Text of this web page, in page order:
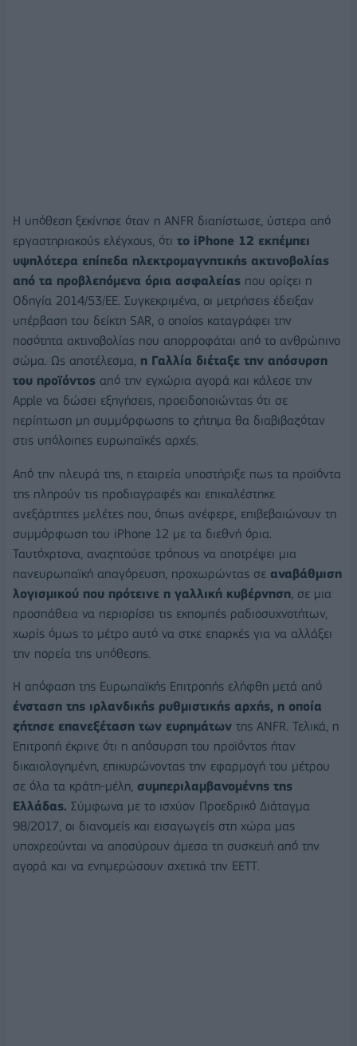
Η υπόθεση ξεκίνησε όταν η ANFR διαπίστωσε, ύστερα από
εργαστηριακούς ελέγχους, ότι το iPhone 12 εκπέμπει
υψηλότερα επίπεδα ηλεκτρομαγνητικής ακτινοβολίας
από τα προβλεπόμενα όρια ασφαλείας που ορίζει η
Οδηγία 2014/53/ΕΕ. Συγκεκριμένα, οι μετρήσεις έδειξαν
υπέρβαση του δείκτη SAR, ο οποίος καταγράφει την
ποσότητα ακτινοβολίας που απορροφάται από το ανθρώπινο
σώμα. Ως αποτέλεσμα, η Γαλλία διέταξε την απόσυρση
του προϊόντος από την εγχώρια αγορά και κάλεσε την
Apple να δώσει εξηγήσεις, προειδοποιώντας ότι σε
περίπτωση μη συμμόρφωσης το ζήτημα θα διαβιβαζόταν
στις υπόλοιπες ευρωπαϊκές αρχές.
Από την πλευρά της, η εταιρεία υποστήριξε πως τα προϊόντα
της πληρούν τις προδιαγραφές και επικαλέστηκε
ανεξάρτητες μελέτες που, όπως ανέφερε, επιβεβαιώνουν τη
συμμόρφωση του iPhone 12 με τα διεθνή όρια.
Ταυτόχρτονα, αναζητούσε τρόπους να αποτρέψει μια
πανευρωπαϊκή απαγόρευση, προχωρώντας σε αναβάθμιση
λογισμικού που πρότεινε η γαλλική κυβέρνηση , σε μια
προσπάθεια να περιορίσει τις εκπομπές ραδιοσυχνοτήτων,
χωρίς όμως το μέτρο αυτό να στκε επαρκές για να αλλάξει
την πορεία της υπόθεσης.
Η απόφαση της Ευρωπαϊκής Επιτροπής ελήφθη μετά από
ένσταση της ιρλανδικής ρυθμιστικής αρχής, η οποία
ζήτησε επανεξέταση των ευρημάτων της ANFR. Τελικά, η
Επιτροπή έκρινε ότι η απόσυρση του προϊόντος ήταν
δικαιολογημένη, επικυρώνοντας την εφαρμογή του μέτρου
σε όλα τα κράτη-μέλη, συμπεριλαμβανομένης της
Ελλάδας. Σύμφωνα με το ισχύον Προεδρικό Διάταγμα
98/2017, οι διανομείς και εισαγωγείς στη χώρα μας
υποχρεούνται να αποσύρουν άμεσα τη συσκευή από την
αγορά και να ενημερώσουν σχετικά την ΕΕΤΤ.